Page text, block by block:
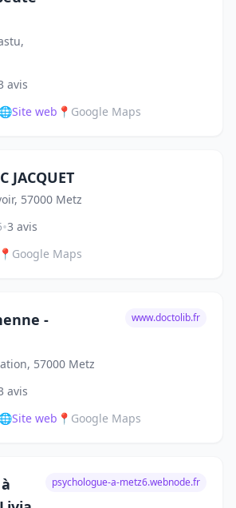
avis
🌐Site web 📍 Google Maps
JACQUET
57000 Metz
•3 avis
📍 Google Maps
-
57000 Metz
www.doctolib.fr
avis
🌐Site web 📍 Google Maps
psychologue-a-metz6.webnode.fr